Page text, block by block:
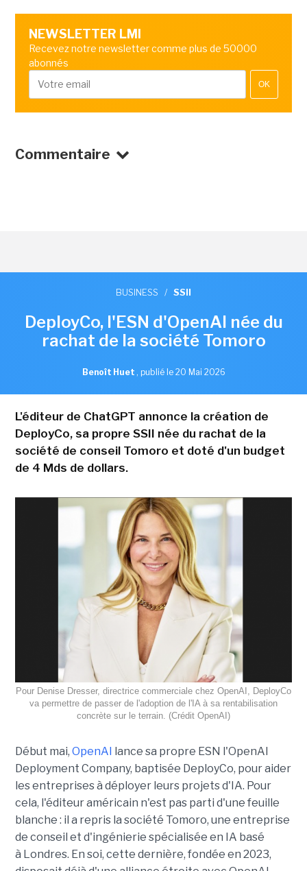
NEWSLETTER LMI
Recevez notre newsletter comme plus de 50000
abonnés
OK
Commentaire
BUSINESS / SSII
DeployCo, l'ESN d'OpenAI née du
rachat de la société Tomoro
Benoît Huet , publié le 20 Mai 2026
L'éditeur de ChatGPT annonce la création de
DeployCo, sa propre SSII née du rachat de la
société de conseil Tomoro et doté d'un budget
de 4 Mds de dollars.
Pour Denise Dresser, directrice commerciale chez OpenAI, DeployCo
va permettre de passer de l'adoption de l'IA à sa rentabilisation
concrète sur le terrain. (Crédit OpenAI)
Début mai, OpenAI lance sa propre ESN l'OpenAI
Deployment Company, baptisée DeployCo, pour aider
les entreprises à déployer leurs projets d'IA. Pour
cela, l'éditeur américain n'est pas parti d'une feuille
blanche : il a repris la société Tomoro, une entreprise
de conseil et d'ingénierie spécialisée en IA basé
à Londres. En soi, cette dernière, fondée en 2023,